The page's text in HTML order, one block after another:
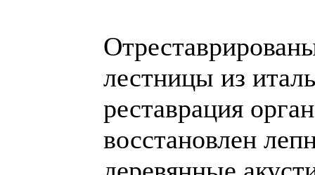
лестницы из
реставрация
восстановлен